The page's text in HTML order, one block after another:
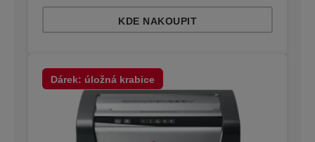
KDE NAKOUPIT
Dárek: úložná krabice